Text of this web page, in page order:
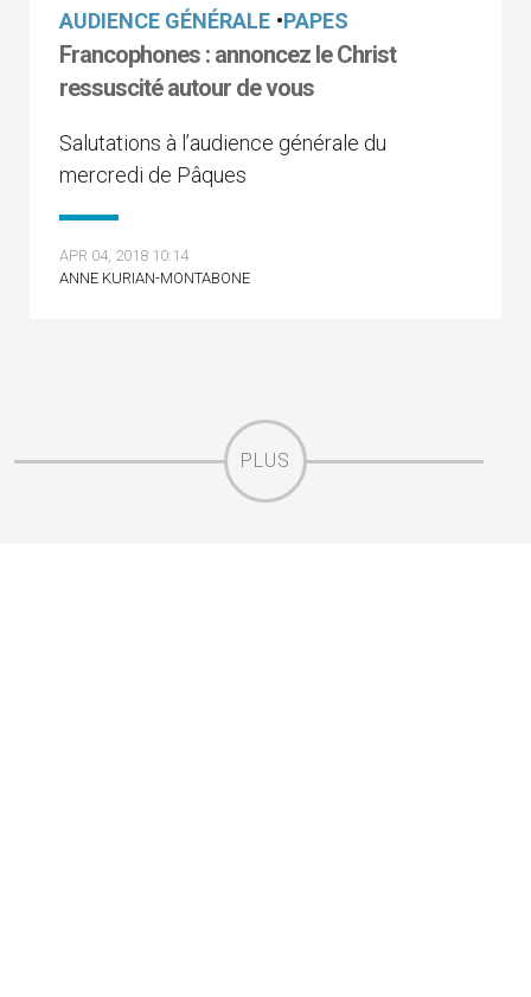
AUDIENCE GÉNÉRALE •PAPES
Francophones : annoncez le Christ
ressuscité autour de vous
Salutations à l’audience générale du
mercredi de Pâques
APR 04, 2018 10:14
ANNE KURIAN-MONTABONE
PLUS